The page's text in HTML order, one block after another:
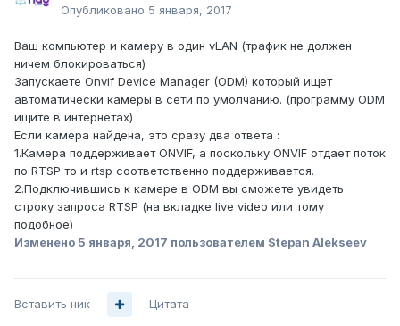
Опубликовано 5 января, 2017
Ваш компьютер и камеру в один vLAN (трафик не должен
ничем блокироваться)
Запускаете Onvif Device Manager (ODM) который ищет
автоматически камеры в сети по умолчанию. (программу ODM
ищите в интернетах)
Если камера найдена, это сразу два ответа :
1.Камера поддерживает ONVIF, а поскольку ONVIF отдает поток
по RTSP то и rtsp соответственно поддерживается.
2.Подключившись к камере в ODM вы сможете увидеть
строку запроса RTSP (на вкладке live video или тому
подобное)
Изменено 5 января, 2017 пользователем Stepan Alekseev
Вставить ник Цитата